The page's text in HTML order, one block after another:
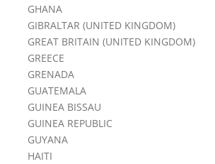
GHANA
GIBRALTAR (UNITED KINGDOM)
GREAT BRITAIN (UNITED KINGDOM)
GREECE
GRENADA
GUATEMALA
GUINEA BISSAU
GUINEA REPUBLIC
GUYANA
HAITI